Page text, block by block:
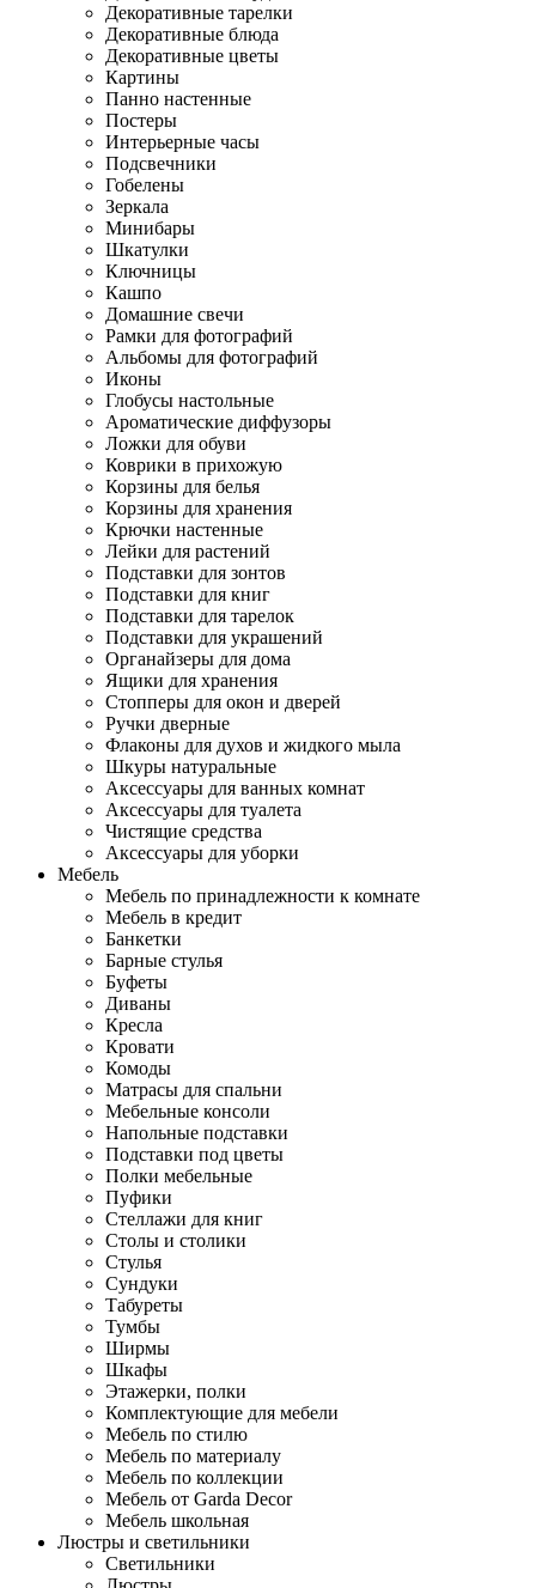
Декоративные тарелки
Декоративные блюда
Декоративные цветы
Картины
Панно настенные
Постеры
Интерьерные часы
Подсвечники
Гобелены
Зеркала
Минибары
Шкатулки
Ключницы
Кашпо
Домашние свечи
Рамки для фотографий
Альбомы для фотографий
Иконы
Глобусы настольные
Ароматические диффузоры
Ложки для обуви
Коврики в прихожую
Корзины для белья
Корзины для хранения
Крючки настенные
Лейки для растений
Подставки для зонтов
Подставки для книг
Подставки для тарелок
Подставки для украшений
Органайзеры для дома
Ящики для хранения
Стопперы для окон и дверей
Ручки дверные
Флаконы для духов и жидкого мыла
Шкуры натуральные
Аксессуары для ванных комнат
Аксессуары для туалета
Чистящие средства
Аксессуары для уборки
Мебель
Мебель по принадлежности к комнате
Мебель в кредит
Банкетки
Барные стулья
Буфеты
Диваны
Кресла
Кровати
Комоды
Матрасы для спальни
Мебельные консоли
Напольные подставки
Подставки под цветы
Полки мебельные
Пуфики
Стеллажи для книг
Столы и столики
Стулья
Сундуки
Табуреты
Тумбы
Ширмы
Шкафы
Этажерки, полки
Комплектующие для мебели
Мебель по стилю
Мебель по материалу
Мебель по коллекции
Мебель от Garda Decor
Мебель школьная
Люстры и светильники
Светильники